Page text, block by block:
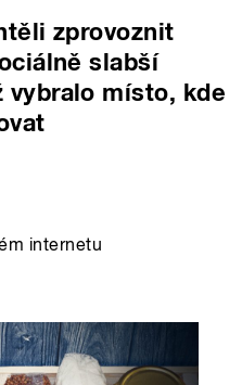
zprovoznit
slabší
vybralo místo, kde
internetu